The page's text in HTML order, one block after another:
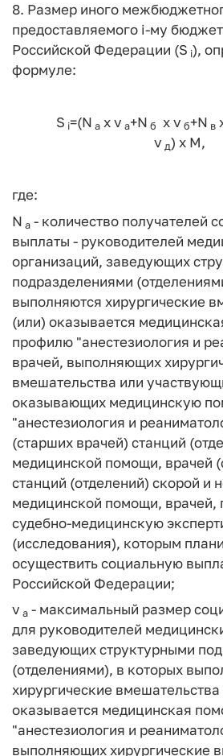
8. Размер иного
предоставляемого i-му
Российской Федерации (S i),
формуле:
S i=(N a xv a+N б x v б+N в
v д) x M,
где:
N a - количество получателей
выплаты - руководителей
организаций, заведующих
подразделениями
выполняются хирургические
(или) оказывается
профилю "анестезиология и
врачей, выполняющих
вмешательства или
оказывающих медицинскую
"анестезиология и
(старших врачей) станций
медицинской помощи, врачей
станций (отделений) скорой и
медицинской помощи, врачей,
судебно-медицинскую
(исследования), которым
осуществить социальную
Российской Федерации;
v a - максимальный размер
для руководителей
заведующих структурными
(отделениями), в которых
хирургические вмешательства
оказывается медицинская
"анестезиология и
выполняющих хирургические